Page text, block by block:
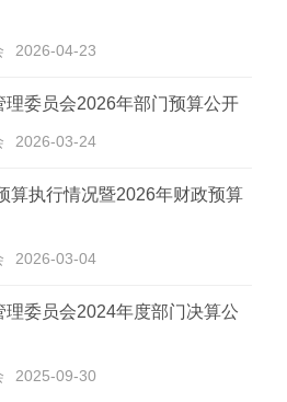
2026-04-23
委员会2026年部门预算公开
2026-03-24
算执行情况暨2026年财政预算
2026-03-04
委员会2024年度部门决算公
2025-09-30